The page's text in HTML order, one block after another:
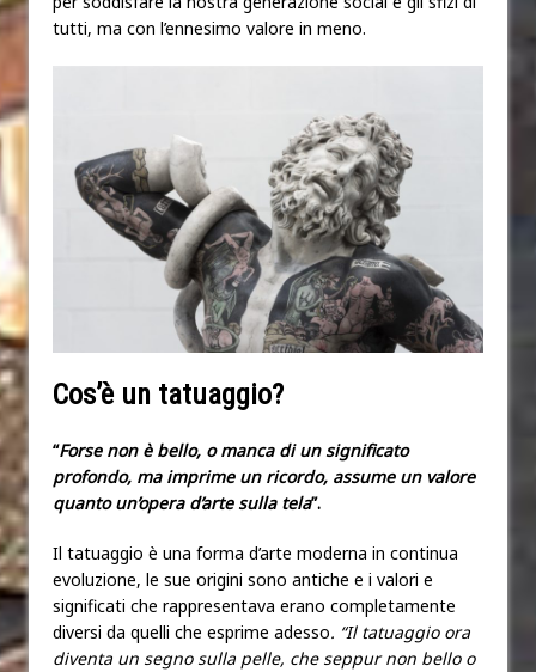
tutti, ma con l’ennesimo valore in meno.
Cos’è un tatuaggio?
“Forse non è bello, o manca di un significato
profondo, ma imprime un ricordo, assume un valore
quanto un’opera d’arte sulla tela”.
Il tatuaggio è una forma d’arte moderna in continua
evoluzione, le sue origini sono antiche e i valori e
significati che rappresentava erano completamente
diversi da quelli che esprime adesso. “Il tatuaggio ora
diventa un segno sulla pelle, che seppur non bello o